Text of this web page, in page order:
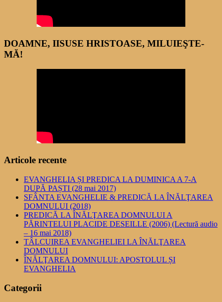
DOAMNE, IISUSE HRISTOASE, MILUIEŞTE-
MĂ!
Articole recente
EVANGHELIA ȘI PREDICA LA DUMINICA A 7-A
DUPĂ PAȘTI (28 mai 2017)
SFÂNTA EVANGHELIE & PREDICĂ LA ÎNĂLŢAREA
DOMNULUI (2018)
PREDICĂ LA ÎNĂLŢAREA DOMNULUI A
PĂRINTELUI PLACIDE DESEILLE (2006) (Lectură audio
– 16 mai 2018)
TÂLCUIREA EVANGHELIEI LA ÎNĂLŢAREA
DOMNULUI
ÎNĂLŢAREA DOMNULUI: APOSTOLUL ȘI
EVANGHELIA
Categorii